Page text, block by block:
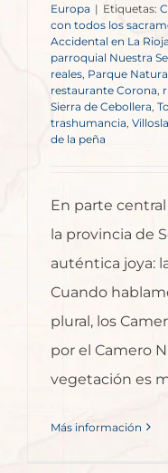
Europa | Etiquetas:
con todos los
Accidental en La Rioja
parroquial Nuestra
reales, Parque
restaurante Corona,
Sierra de Cebollera,
trashumancia
de la peña
En parte
la provincia de
auténtica joya:
Cuando
plural, los
por el Camero
vegetación es
Más información